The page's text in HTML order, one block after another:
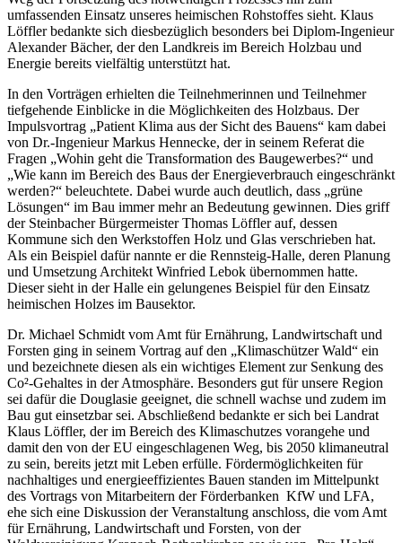
umfassenden Einsatz unseres heimischen Rohstoffes sieht. Klaus
Löffler bedankte sich diesbezüglich besonders bei Diplom-Ingenieur
Alexander Bächer, der den Landkreis im Bereich Holzbau und
Energie bereits vielfältig unterstützt hat.
In den Vorträgen erhielten die Teilnehmerinnen und Teilnehmer
tiefgehende Einblicke in die Möglichkeiten des Holzbaus. Der
Impulsvortrag „Patient Klima aus der Sicht des Bauens“ kam dabei
von Dr.-Ingenieur Markus Hennecke, der in seinem Referat die
Fragen „Wohin geht die Transformation des Baugewerbes?“ und
„Wie kann im Bereich des Baus der Energieverbrauch eingeschränkt
werden?“ beleuchtete. Dabei wurde auch deutlich, dass „grüne
Lösungen“ im Bau immer mehr an Bedeutung gewinnen. Dies griff
der Steinbacher Bürgermeister Thomas Löffler auf, dessen
Kommune sich den Werkstoffen Holz und Glas verschrieben hat.
Als ein Beispiel dafür nannte er die Rennsteig-Halle, deren Planung
und Umsetzung Architekt Winfried Lebok übernommen hatte.
Dieser sieht in der Halle ein gelungenes Beispiel für den Einsatz
heimischen Holzes im Bausektor.
Dr. Michael Schmidt vom Amt für Ernährung, Landwirtschaft und
Forsten ging in seinem Vortrag auf den „Klimaschützer Wald“ ein
und bezeichnete diesen als ein wichtiges Element zur Senkung des
Co²-Gehaltes in der Atmosphäre. Besonders gut für unsere Region
sei dafür die Douglasie geeignet, die schnell wachse und zudem im
Bau gut einsetzbar sei. Abschließend bedankte er sich bei Landrat
Klaus Löffler, der im Bereich des Klimaschutzes vorangehe und
damit den von der EU eingeschlagenen Weg, bis 2050 klimaneutral
zu sein, bereits jetzt mit Leben erfülle. Fördermöglichkeiten für
nachhaltiges und energieeffizientes Bauen standen im Mittelpunkt
des Vortrags von Mitarbeitern der Förderbanken KfW und LFA,
ehe sich eine Diskussion der Veranstaltung anschloss, die vom Amt
für Ernährung, Landwirtschaft und Forsten, von der